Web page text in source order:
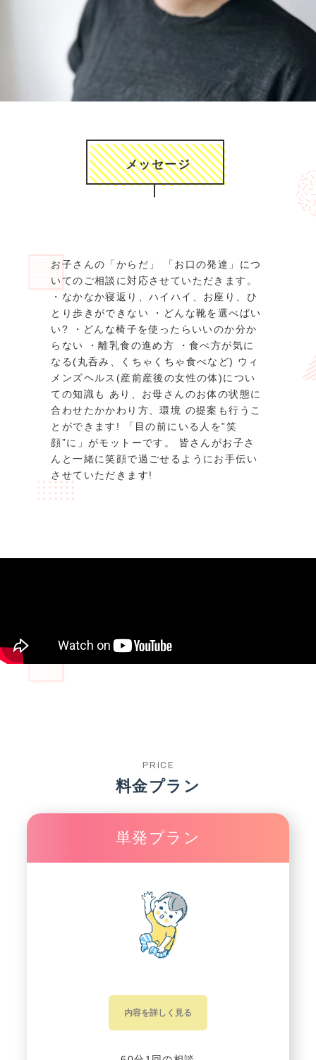
メッセージ
お子さんの「からだ」 「お口の発達」につ
いてのご相談に対応させていただきます。
・なかなか寝返り、ハイハイ、お座り、ひ
とり歩きができない ・どんな靴を選べばい
い? ・どんな椅子を使ったらいいのか分か
らない ・離乳食の進め方 ・食べ方が気に
なる(丸呑み、くちゃくちゃ食べなど) ウィ
メンズヘルス(産前産後の女性の体)につい
ての知識も あり、お母さんのお体の状態に
合わせたかかわり方、環境 の提案も行うこ
とができます! 「目の前にいる人を”笑
顔”に」がモットーです。 皆さんがお子さ
んと一緒に笑顔で過ごせるようにお手伝い
させていただきます!
PRICE
料金プラン
単発プラン
内容を詳しく見る